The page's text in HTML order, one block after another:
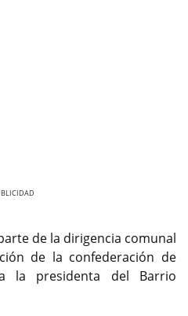
de la dirigencia comunal
de la confederación de
la presidenta del Barrio